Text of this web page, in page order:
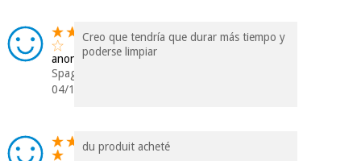
anonimo
Spagna
04/12/2023
Creo que tendría que durar más tiempo y
poderse limpiar
du produit acheté